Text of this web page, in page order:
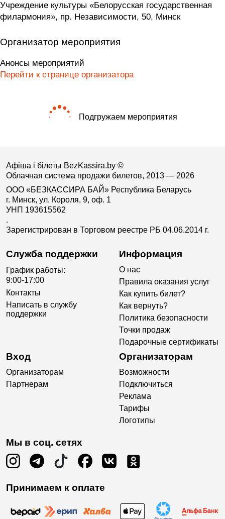
Учреждение культуры «Белорусская государственная
филармония», пр. Независимости, 50, Минск
Организатор мероприятия
Анонсы мероприятий
Перейти к странице организатора
Подгружаем мероприятия
Афіша і білеты BezKassira.by ©
Облачная система продажи билетов, 2013 — 2026
ООО «БЕЗКАССИРА БАЙ» Республика Беларусь
г. Минск, ул. Короля, 9, оф. 1
УНП 193615562
.
Зарегистрирован в Торговом реестре РБ 04.06.2014 г.
Служба поддержки
График работы:
9:00-17:00
Контакты
Написать в службу
поддержки
Информация
О нас
Правила оказания услуг
Как купить билет?
Как вернуть?
Политика безопасности
Точки продаж
Подарочные сертификаты
Вход
Организаторам
Партнерам
Организаторам
Возможности
Подключиться
Реклама
Тарифы
Логотипы
Мы в соц. сетях
Принимаем к оплате